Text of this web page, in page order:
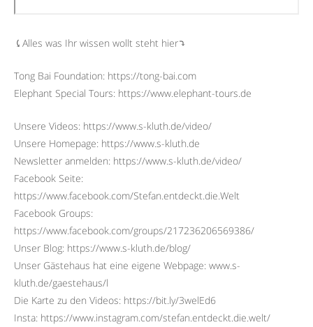
⤹Alles was Ihr wissen wollt steht hier⤵︎
Tong Bai Foundation: https://tong-bai.com
Elephant Special Tours: https://www.elephant-tours.de
Unsere Videos: https://www.s-kluth.de/video/
Unsere Homepage: https://www.s-kluth.de
Newsletter anmelden: https://www.s-kluth.de/video/
Facebook Seite:
https://www.facebook.com/Stefan.entdeckt.die.Welt
Facebook Groups:
https://www.facebook.com/groups/217236206569386/
Unser Blog: https://www.s-kluth.de/blog/
Unser Gästehaus hat eine eigene Webpage: www.s-
kluth.de/gaestehaus/l
Die Karte zu den Videos: https://bit.ly/3welEd6
Insta: https://www.instagram.com/stefan.entdeckt.die.welt/